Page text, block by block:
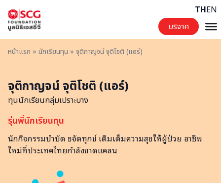
บริจาค
THEN
หน้าแรก » นักเรียนทุน » จุติกาญจน์ จุติโชติ (แอร์)
จุติกาญจน์ จุติโชติ (แอร์)
ทุนนักเรียนกลุ่มเปราะบาง
รุ่นพี่นักเรียนทุน
นักกิจกรรมบำบัด ขจัดทุกข์ เติมเต็มความสุขให้ผู้ป่วย อาชีพ
ใหม่ที่ประเทศไทยกำลังขาดแคลน